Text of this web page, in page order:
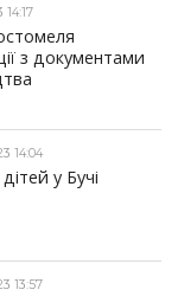
з документами
14:04
у Бучі
13:57